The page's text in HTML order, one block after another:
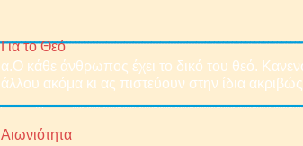
Για το Θεό
α.O κάθε άνθρωπος έχει το δικό του θεό.
άλλου ακόμα κι ας πιστεύουν στην ίδια
Αιωνιότητα